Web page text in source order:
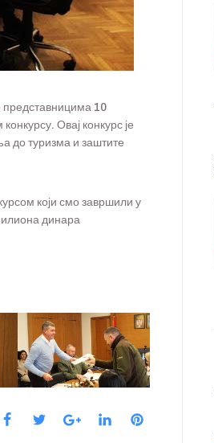
представницима 10
Овај конкурс је
до туризма и заштите
који смо завршили у
динара